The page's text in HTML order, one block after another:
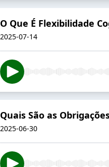
O Que É Flexibilidade
2025-07-14
Quais São as
2025-06-30